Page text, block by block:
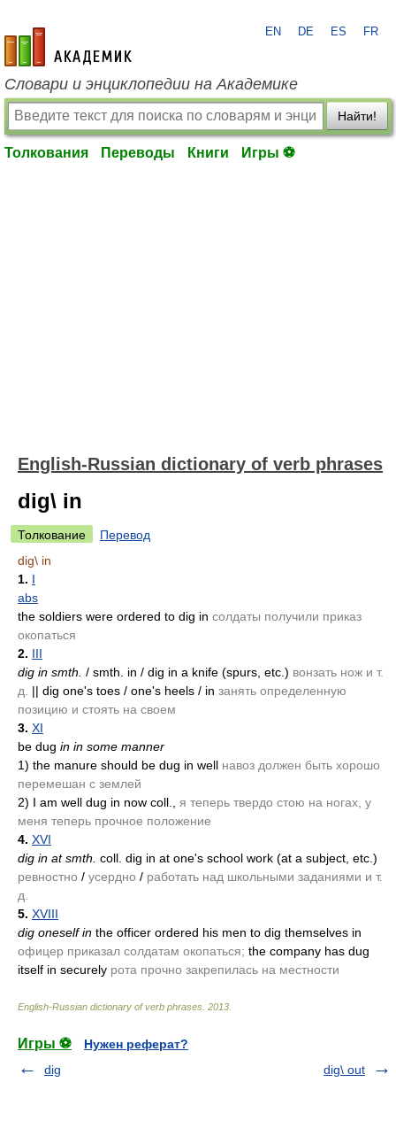
academic.ru
EN DE ES FR
Словари и энциклопедии на Академике
Найти!
Толкования Переводы Книги Игры ⚽
English-Russian dictionary of verb phrases
dig\ in
Толкование
Перевод
dig\ in
1. I
abs
the soldiers were ordered to dig in солдаты получили приказ
окопаться
2. III
dig in smth. / smth. in / dig in a knife (spurs, etc.) вонзать нож и т.
д.
|| dig one's toes / one's heels / in занять определенную
позицию и стоять на своем
3. XI
be dug in in some manner
1) the manure should be dug in well навоз должен быть хорошо
перемешан с землей
2) I am well dug in now coll., я теперь твердо стою на ногах, у
меня теперь прочное положение
4. XVI
dig in at smth. coll. dig in at one's school work (at a subject, etc.)
ревностно / усердно / работать над школьными заданиями и т.
д.
5. XVIII
dig oneself in the officer ordered his men to dig themselves in
офицер приказал солдатам окопаться; the company has dug
itself in securely рота прочно закрепилась на местности
English-Russian dictionary of verb phrases 2013
Игры ⚽
Нужен реферат?
dig
dig\ out